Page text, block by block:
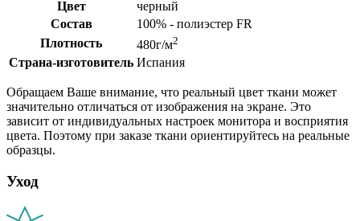
Цвет
черный
Состав
100% - полиэстер FR
Плотность
480г/м2
Страна-изготовитель Испания
Обращаем Ваше внимание, что реальный цвет ткани может
значительно отличаться от изображения на экране. Это
зависит от индивидуальных настроек монитора и восприятия
цвета. Поэтому при заказе ткани ориентируйтесь на реальные
образцы.
Уход